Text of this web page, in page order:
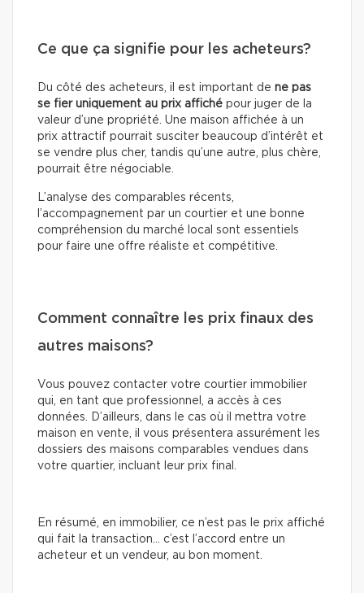
Ce que ça signifie pour les acheteurs?
Du côté des acheteurs, il est important de ne pas
se fier uniquement au prix affiché pour juger de la
valeur d’une propriété. Une maison affichée à un
prix attractif pourrait susciter beaucoup d’intérêt et
se vendre plus cher, tandis qu’une autre, plus chère,
pourrait être négociable.
L’analyse des comparables récents,
l’accompagnement par un courtier et une bonne
compréhension du marché local sont essentiels
pour faire une offre réaliste et compétitive.
Comment connaître les prix finaux des
autres maisons?
Vous pouvez contacter votre courtier immobilier
qui, en tant que professionnel, a accès à ces
données. D’ailleurs, dans le cas où il mettra votre
maison en vente, il vous présentera assurément les
dossiers des maisons comparables vendues dans
votre quartier, incluant leur prix final.
En résumé, en immobilier, ce n’est pas le prix affiché
qui fait la transaction… c’est l’accord entre un
acheteur et un vendeur, au bon moment.